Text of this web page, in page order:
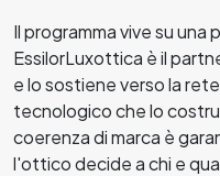
Il programma vive su una
EssilorLuxottica è il
e lo sostiene verso la
tecnologico che lo
coerenza di marca è
l'ottico decide a chi e